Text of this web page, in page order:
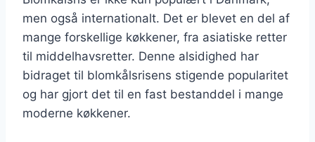
men også internationalt. Det er blevet en del af
mange forskellige køkkener, fra asiatiske retter
til middelhavsretter. Denne alsidighed har
bidraget til blomkålsrisens stigende popularitet
og har gjort det til en fast bestanddel i mange
moderne køkkener.